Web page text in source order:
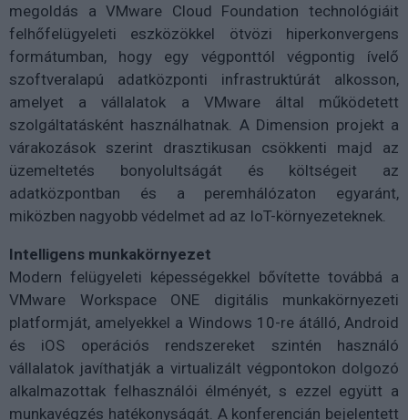
megoldás a VMware Cloud Foundation technológiáit
felhőfelügyeleti eszközökkel ötvözi hiperkonvergens
formátumban, hogy egy végponttól végpontig ívelő
szoftveralapú adatközponti infrastruktúrát alkosson,
amelyet a vállalatok a VMware által működetett
szolgáltatásként használhatnak. A Dimension projekt a
várakozások szerint drasztikusan csökkenti majd az
üzemeltetés bonyolultságát és költségeit az
adatközpontban és a peremhálózaton egyaránt,
miközben nagyobb védelmet ad az IoT-környezeteknek.
Intelligens munkakörnyezet
Modern felügyeleti képességekkel bővítette továbbá a
VMware Workspace ONE digitális munkakörnyezeti
platformját, amelyekkel a Windows 10-re átálló, Android
és iOS operációs rendszereket szintén használó
vállalatok javíthatják a virtualizált végpontokon dolgozó
alkalmazottak felhasználói élményét, s ezzel együtt a
munkavégzés hatékonyságát. A konferencián bejelentett